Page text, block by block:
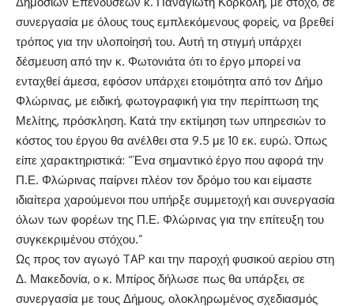
συνεργασία με όλους τους εμπλεκόμενους φορείς, να βρεθεί
τρόπος για την υλοποίησή του. Αυτή τη στιγμή υπάρχει
δέσμευση από την κ. Φωτονιάτα ότι το έργο μπορεί να
ενταχθεί άμεσα, εφόσον υπάρχει ετοιμότητα από τον Δήμο
Φλώρινας, με ειδική, φωτογραφική για την περίπτωση της
Μελίτης, πρόσκληση. Κατά την εκτίμηση των υπηρεσιών το
κόστος του έργου θα ανέλθει στα 9.5 με 10 εκ. ευρώ. Όπως
είπε χαρακτηριστικά: “Ένα σημαντικό έργο που αφορά την
Π.Ε. Φλώρινας παίρνει πλέον τον δρόμο του και είμαστε
ιδιαίτερα χαρούμενοι που υπήρξε συμμετοχή και συνεργασία
όλων των φορέων της Π.Ε. Φλώρινας για την επίτευξη του
συγκεκριμένου στόχου.”
Ως προς τον αγωγό TAP και την παροχή φυσικού αερίου στη
Δ. Μακεδονία, ο κ. Μπίρος δήλωσε πως θα υπάρξει, σε
συνεργασία με τους Δήμους, ολοκληρωμένος σχεδιασμός